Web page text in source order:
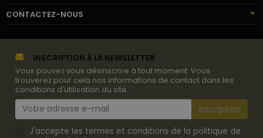
CONTACTEZ-NOUS
INSCRIPTION À LA NEWSLETTER
Vous pouvez vous désinscrire à tout moment. Vous
trouverez pour cela nos informations de contact dans les
conditions d'utilisation du site.
J'accepte les termes et conditions de la politique de